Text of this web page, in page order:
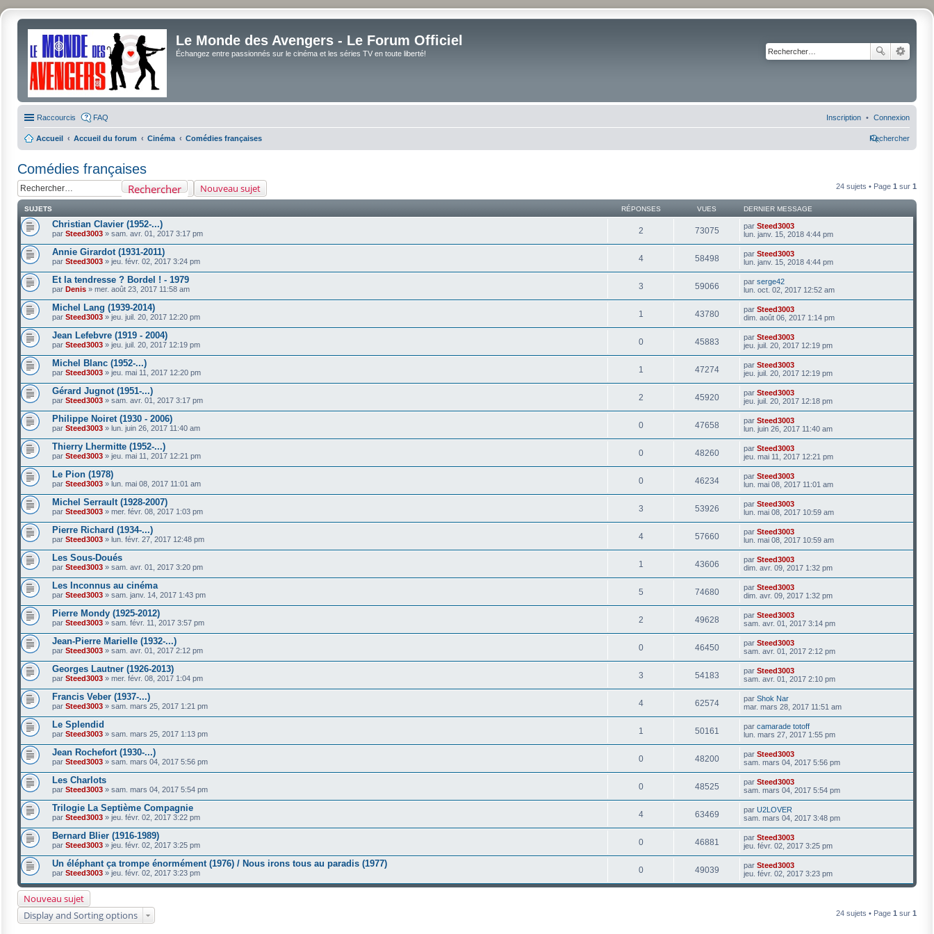
Le Monde des Avengers - Le Forum Officiel
Échangez entre passionnés sur le cinéma et les séries TV en toute liberté!
Raccourcis FAQ Connexion
Inscription
Accueil Accueil du forum Cinéma Comédies françaises Rechercher
Comédies françaises
Nouveau sujet
Rechercher 24 sujets • Page 1 sur 1
SUJETS RÉPONSES VUES DERNIER MESSAGE
Christian Clavier (1952-...)
par Steed3003 » sam. avr. 01, 2017 3:17 pm 2 73075 par Steed3003
lun. janv. 15, 2018 4:44 pm
Annie Girardot (1931-2011)
par Steed3003 » jeu. févr. 02, 2017 3:24 pm 4 58498 par Steed3003
lun. janv. 15, 2018 4:44 pm
Et la tendresse ? Bordel ! - 1979
par Denis » mer. août 23, 2017 11:58 am 3 59066 par serge42
lun. oct. 02, 2017 12:52 am
Michel Lang (1939-2014)
par Steed3003 » jeu. juil. 20, 2017 12:20 pm 1 43780 par Steed3003
dim. août 06, 2017 1:14 pm
Jean Lefebvre (1919 - 2004)
par Steed3003 » jeu. juil. 20, 2017 12:19 pm 0 45883 par Steed3003
jeu. juil. 20, 2017 12:19 pm
Michel Blanc (1952-...)
par Steed3003 » jeu. mai 11, 2017 12:20 pm 1 47274 par Steed3003
jeu. juil. 20, 2017 12:19 pm
Gérard Jugnot (1951-...)
par Steed3003 » sam. avr. 01, 2017 3:17 pm 2 45920 par Steed3003
jeu. juil. 20, 2017 12:18 pm
Philippe Noiret (1930 - 2006)
par Steed3003 » lun. juin 26, 2017 11:40 am 0 47658 par Steed3003
lun. juin 26, 2017 11:40 am
Thierry Lhermitte (1952-...)
par Steed3003 » jeu. mai 11, 2017 12:21 pm 0 48260 par Steed3003
jeu. mai 11, 2017 12:21 pm
Le Pion (1978)
par Steed3003 » lun. mai 08, 2017 11:01 am 0 46234 par Steed3003
lun. mai 08, 2017 11:01 am
Michel Serrault (1928-2007)
par Steed3003 » mer. févr. 08, 2017 1:03 pm 3 53926 par Steed3003
lun. mai 08, 2017 10:59 am
Pierre Richard (1934-...)
par Steed3003 » lun. févr. 27, 2017 12:48 pm 4 57660 par Steed3003
lun. mai 08, 2017 10:59 am
Les Sous-Doués
par Steed3003 » sam. avr. 01, 2017 3:20 pm 1 43606 par Steed3003
dim. avr. 09, 2017 1:32 pm
Les Inconnus au cinéma
par Steed3003 » sam. janv. 14, 2017 1:43 pm 5 74680 par Steed3003
dim. avr. 09, 2017 1:32 pm
Pierre Mondy (1925-2012)
par Steed3003 » sam. févr. 11, 2017 3:57 pm 2 49628 par Steed3003
sam. avr. 01, 2017 3:14 pm
Jean-Pierre Marielle (1932-...)
par Steed3003 » sam. avr. 01, 2017 2:12 pm 0 46450 par Steed3003
sam. avr. 01, 2017 2:12 pm
Georges Lautner (1926-2013)
par Steed3003 » mer. févr. 08, 2017 1:04 pm 3 54183 par Steed3003
sam. avr. 01, 2017 2:10 pm
Francis Veber (1937-...)
par Steed3003 » sam. mars 25, 2017 1:21 pm 4 62574 par Shok Nar
mar. mars 28, 2017 11:51 am
Le Splendid
par Steed3003 » sam. mars 25, 2017 1:13 pm 1 50161 par camarade totoff
lun. mars 27, 2017 1:55 pm
Jean Rochefort (1930-...)
par Steed3003 » sam. mars 04, 2017 5:56 pm 0 48200 par Steed3003
sam. mars 04, 2017 5:56 pm
Les Charlots
par Steed3003 » sam. mars 04, 2017 5:54 pm 0 48525 par Steed3003
sam. mars 04, 2017 5:54 pm
Trilogie La Septième Compagnie
par Steed3003 » jeu. févr. 02, 2017 3:22 pm 4 63469 par U2LOVER
sam. mars 04, 2017 3:48 pm
Bernard Blier (1916-1989)
par Steed3003 » jeu. févr. 02, 2017 3:25 pm 0 46881 par Steed3003
jeu. févr. 02, 2017 3:25 pm
Un éléphant ça trompe énormément (1976) / Nous irons tous au paradis (1977)
par Steed3003 » jeu. févr. 02, 2017 3:23 pm 0 49039 par Steed3003
jeu. févr. 02, 2017 3:23 pm
Nouveau sujet
Display and Sorting options
24 sujets • Page 1 sur 1